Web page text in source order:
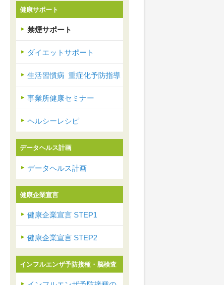
健康サポート
禁煙サポート
ダイエットサポート
生活習慣病 重症化予防指導
事業所健康セミナー
ヘルシーレシピ
データヘルス計画
データヘルス計画
健康企業宣言
健康企業宣言 STEP1
健康企業宣言 STEP2
インフルエンザ予防接種・脳検査